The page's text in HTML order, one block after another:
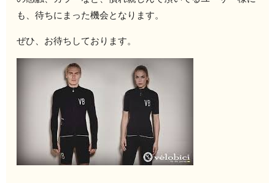
も、待ちにまった機会となります。
ぜひ、お待ちしております。